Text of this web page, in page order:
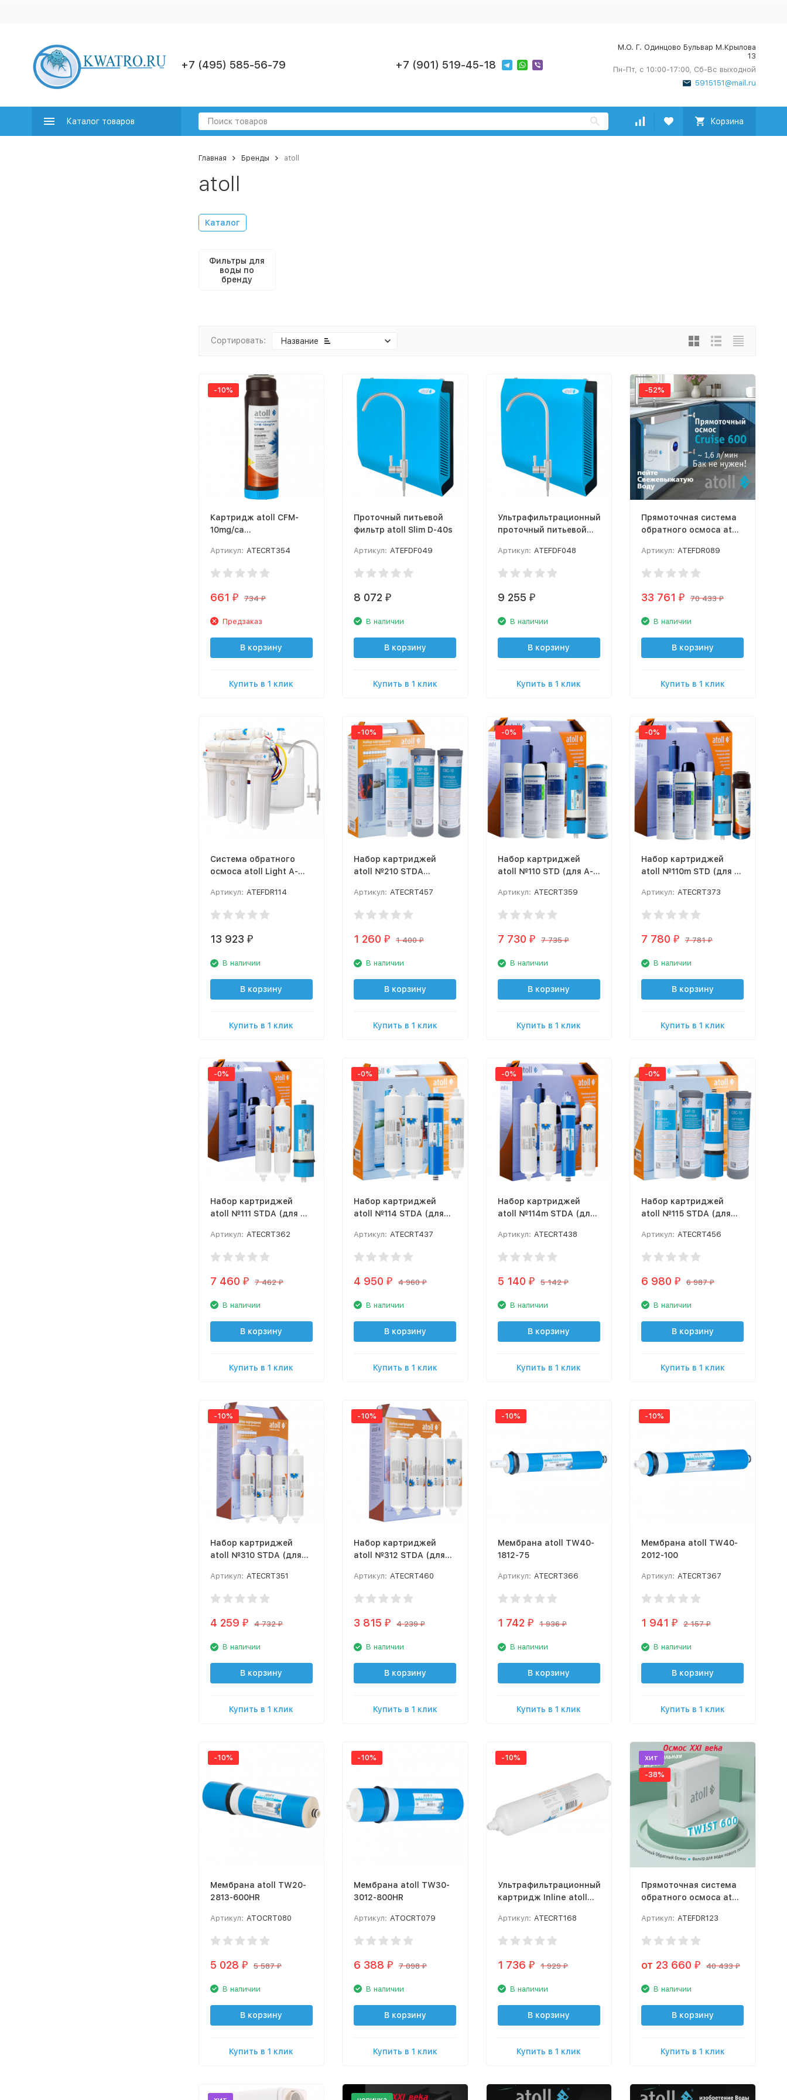
+7 (495) 585-56-79 +7 (901) 519-45-18
М.О. Г. Одинцово Бульвар М.Крылова
13
Пн-Пт, с 10:00-17:00, Сб-Вс выходной
5915151@mail.ru
Каталог товаров Корзина
Главная Бренды atoll
atoll
Каталог
Фильтры для
воды по
бренду
Сортировать: Название
-10%
Картридж atoll CFM-
10mg/ca
Артикул: ATECRT354
661 ₽ 734 ₽
Предзаказ
В корзину
Купить в 1 клик
Проточный питьевой
фильтр atoll Slim D-40s
Артикул: ATEFDF049
8 072 ₽
В наличии
В корзину
Купить в 1 клик
Ультрафильтрационный
проточный питьевой
Артикул: ATEFDF048
9 255 ₽
В наличии
В корзину
Купить в 1 клик
-52%
Прямоточная система
обратного осмоса atoll
Артикул: ATEFDR089
33 761 ₽ 70 433 ₽
В наличии
В корзину
Купить в 1 клик
Система обратного
осмоса atoll Light A-
Артикул: ATEFDR114
13 923 ₽
В наличии
В корзину
Купить в 1 клик
-10%
Набор картриджей
atoll №210 STDA
постфильтр для
MOCCO A-4.600)
Артикул: ATECRT457
1 260 ₽ 1 400 ₽
В наличии
В корзину
Купить в 1 клик
-0%
Набор картриджей
atoll №110 STD (для A-
Артикул: ATECRT359
7 730 ₽ 7 735 ₽
В наличии
В корзину
Купить в 1 клик
-0%
Набор картриджей
atoll №110m STD (для A-
Артикул: ATECRT373
7 780 ₽ 7 781 ₽
В наличии
В корзину
Купить в 1 клик
-0%
Набор картриджей
atoll №111 STDA (для A-
Артикул: ATECRT362
7 460 ₽ 7 462 ₽
В наличии
В корзину
Купить в 1 клик
-0%
Набор картриджей
atoll №114 STDA (для
Артикул: ATECRT437
4 950 ₽ 4 960 ₽
В наличии
В корзину
Купить в 1 клик
-0%
Набор картриджей
atoll №114m STDA (для
Артикул: ATECRT438
5 140 ₽ 5 142 ₽
В наличии
В корзину
Купить в 1 клик
-0%
Набор картриджей
atoll №115 STDA (для
Артикул: ATECRT456
6 980 ₽ 6 987 ₽
В наличии
В корзину
Купить в 1 клик
-10%
Набор картриджей
atoll №310 STDA (для
Артикул: ATECRT351
4 259 ₽ 4 732 ₽
В наличии
В корзину
Купить в 1 клик
-10%
Набор картриджей
atoll №312 STDA (для
Артикул: ATECRT460
3 815 ₽ 4 239 ₽
В наличии
В корзину
Купить в 1 клик
-10%
Мембрана atoll TW40-
1812-75
Артикул: ATECRT366
1 742 ₽ 1 936 ₽
В наличии
В корзину
Купить в 1 клик
-10%
Мембрана atoll TW40-
2012-100
Артикул: ATECRT367
1 941 ₽ 2 157 ₽
В наличии
В корзину
Купить в 1 клик
-10%
Mембрана atoll TW20-
2813-600HR
Артикул: ATOCRT080
5 028 ₽ 5 587 ₽
В наличии
В корзину
Купить в 1 клик
-10%
Мембрана atoll TW30-
3012-800HR
Артикул: ATOCRT079
6 388 ₽ 7 098 ₽
В наличии
В корзину
Купить в 1 клик
-10%
Ультрафильтрационный
картридж Inline atoll
Артикул: ATECRT168
1 736 ₽ 1 929 ₽
В наличии
В корзину
Купить в 1 клик
хит
-38%
Прямоточная система
обратного осмоса atoll
Артикул: ATEFDR123
от 23 660 ₽ 40 433 ₽
В наличии
В корзину
Купить в 1 клик